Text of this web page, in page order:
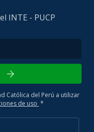
INTE - PUCP
Católica del Perú a utilizar
de uso *